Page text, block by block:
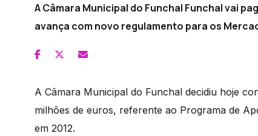
A Câmara Municipal do Funchal Funchal vai
avança com novo regulamento para os
A Câmara Municipal do Funchal decidiu hoje
milhões de euros, referente ao Programa de
em 2012.